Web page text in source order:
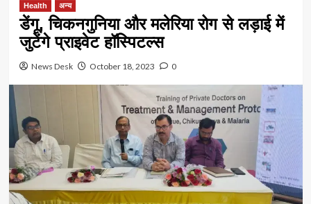
Health अन्य
डेंगू, चिकनगुनिया और मलेरिया रोग से लड़ाई में
जुटेंगे प्राइवेट हॉस्पिटल्स
News Desk October 18, 2023 0